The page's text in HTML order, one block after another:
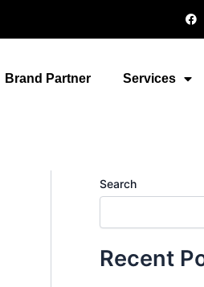
F
a
o
Brand Partner Services
Search
Recent